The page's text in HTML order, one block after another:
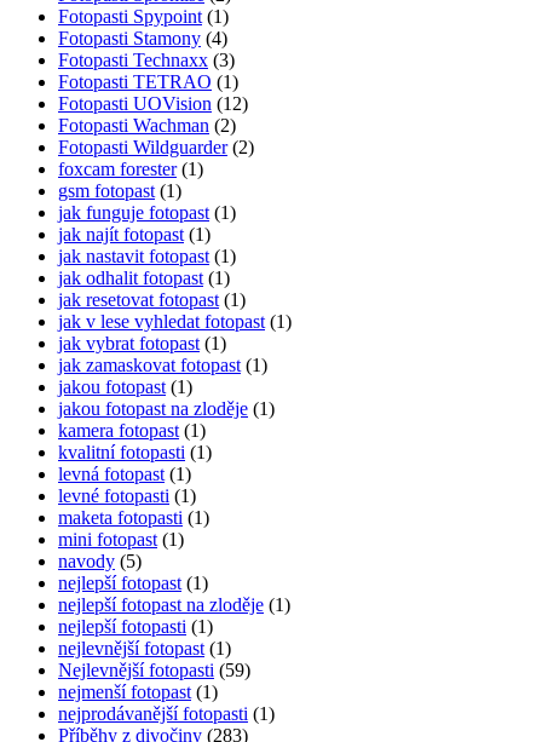
Fotopasti Spypoint (1)
Fotopasti Stamony (4)
Fotopasti Technaxx (3)
Fotopasti TETRAO (1)
Fotopasti UOVision (12)
Fotopasti Wachman (2)
Fotopasti Wildguarder(2)
foxcam forester(1)
gsm fotopast (1)
jak funguje fotopast (1)
jak najít fotopast (1)
jak nastavit fotopast (1)
jak odhalit fotopast (1)
jak resetovat fotopast (1)
jak v lese vyhledat fotopast (1)
jak vybrat fotopast (1)
jak zamaskovat fotopast (1)
jakou fotopast (1)
jakou fotopast na zloděje (1)
kamera fotopast (1)
kvalitní fotopasti (1)
levná fotopast (1)
levné fotopasti (1)
maketa fotopasti (1)
mini fotopast (1)
navody (5)
nejlepší fotopast (1)
nejlepší fotopast na zloděje (1)
nejlepší fotopasti (1)
nejlevnější fotopast (1)
Nejlevnější fotopasti (59)
nejmenší fotopast (1)
nejprodávanější fotopasti (1)
Příběhy z divočiny (283)